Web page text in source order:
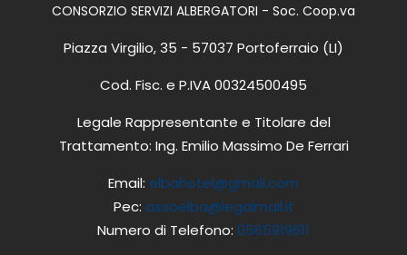
CONSORZIO SERVIZI ALBERGATORI - Soc. Coop.va
Piazza Virgilio, 35 - 57037 Portoferraio (LI)
Cod. Fisc. e P.IVA 00324500495
Legale Rappresentante e Titolare del
Trattamento: Ing. Emilio Massimo De Ferrari
Email: elbahotel@gmail.com
Pec: assoelba@legalmail.it
Numero di Telefono: 0565919611